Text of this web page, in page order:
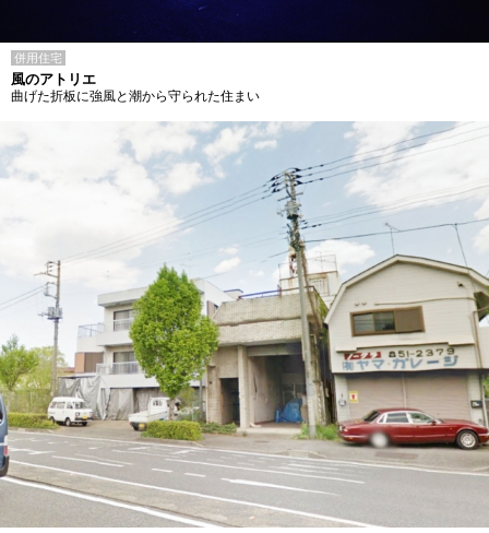
併用住宅
風のアトリエ
曲げた折板に強風と潮から守られた住まい